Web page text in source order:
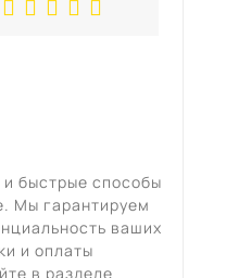
быстрые способы
Мы гарантируем
ваших
и оплаты
в разделе